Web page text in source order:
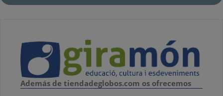
Además de tiendadeglobos.com os ofrecemos